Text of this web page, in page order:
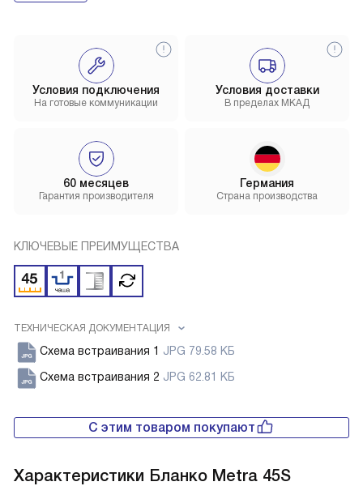
Условия доставки
В пределах МКАД
60 месяцев
Гарантия производителя
Условия подключения
На готовые коммуникации
Германия
Страна производства
КЛЮЧЕВЫЕ ПРЕИМУЩЕСТВА
ТЕХНИЧЕСКАЯ ДОКУМЕНТАЦИЯ
Схема встраивания 1 JPG 79.58 КБ
Схема встраивания 2 JPG 62.81 КБ
С этим товаром покупают
Характеристики Бланко Metra 45S